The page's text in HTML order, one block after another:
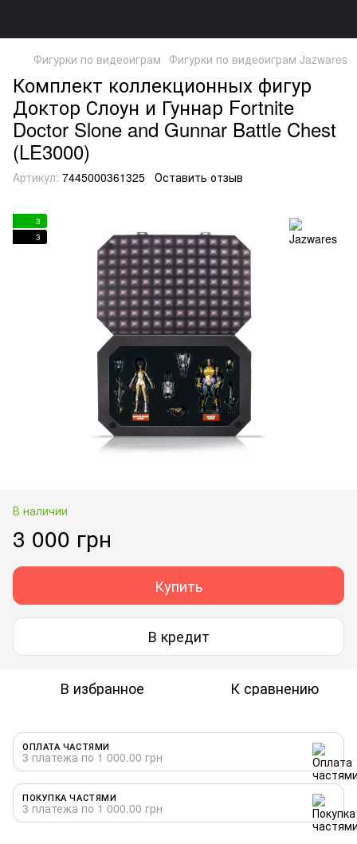
Фигурки по видеоиграм Фигурки по видеоиграм Jazwares
Комплект коллекционных фигур
Доктор Слоун и Гуннар Fortnite
Doctor Slone and Gunnar Battle Chest
(LE3000)
Артикул: 7445000361325 Оставить отзыв
3
3
В наличии
3 000 грн
Купить
В кредит
В избранное К сравнению
ОПЛАТА ЧАСТЯМИ
3 платежа по 1 000.00 грн
ПОКУПКА ЧАСТЯМИ
3 платежа по 1 000.00 грн